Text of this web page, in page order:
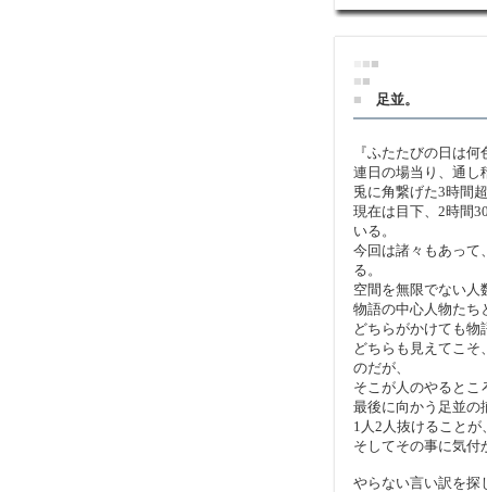
■■
■■
■
足並。
『ふたたびの日は
連日の場当り、通し
兎に角繋げた3時間
現在は目下、2時間
いる。
今回は諸々もあって
る。
空間を無限でない人
物語の中心人物たち
どちらがかけても物
どちらも見えてこ
のだが、
そこが人のやるとこ
最後に向かう足並の
1人2人抜けること
そしてその事に気付
やらない言い訳を探